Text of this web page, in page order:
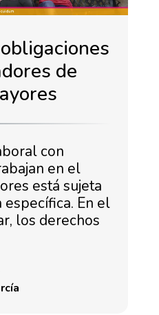
de
con
en el
está sujeta
específica. En el
los derechos